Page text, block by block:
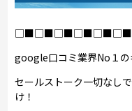
google口コミ業界No１
セールストーク一切なし
け！